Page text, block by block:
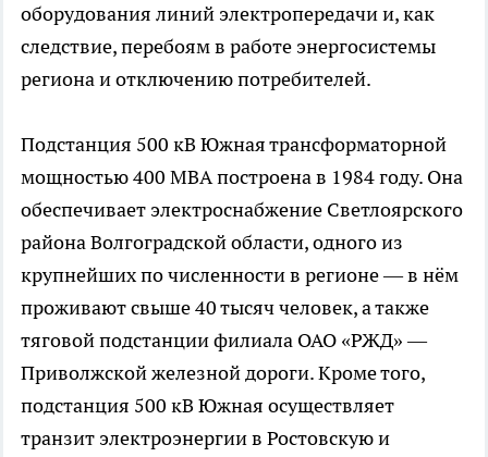
оборудования линий электропередачи и, как
следствие, перебоям в работе энергосистемы
региона и отключению потребителей.
Подстанция 500 кВ Южная трансформаторной
мощностью 400 МВА построена в 1984 году. Она
обеспечивает электроснабжение Светлоярского
района Волгоградской области, одного из
крупнейших по численности в регионе — в нём
проживают свыше 40 тысяч человек, а также
тяговой подстанции филиала ОАО «РЖД» —
Приволжской железной дороги. Кроме того,
подстанция 500 кВ Южная осуществляет
транзит электроэнергии в Ростовскую и